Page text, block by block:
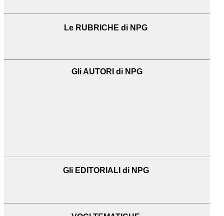
Le RUBRICHE di NPG
Gli AUTORI di NPG
Gli EDITORIALI di NPG